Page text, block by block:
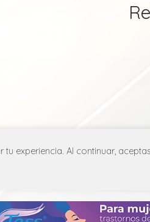
experiencia. Al continuar,